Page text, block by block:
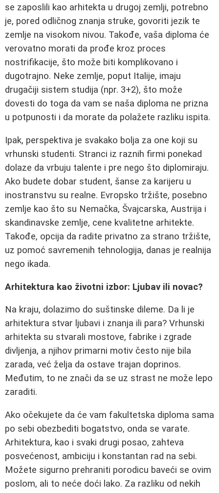
se zaposlili kao arhitekta u drugoj zemlji, potrebno
je, pored odličnog znanja struke, govoriti jezik te
zemlje na visokom nivou. Takođe, vaša diploma će
verovatno morati da prođe kroz proces
nostrifikacije, što može biti komplikovano i
dugotrajno. Neke zemlje, poput Italije, imaju
drugačiji sistem studija (npr. 3+2), što može
dovesti do toga da vam se naša diploma ne prizna
u potpunosti i da morate da polažete razliku ispita.
Ipak, perspektiva je svakako bolja za one koji su
vrhunski studenti. Stranci iz raznih firmi ponekad
dolaze da vrbuju talente i pre nego što diplomiraju.
Ako budete dobar student, šanse za karijeru u
inostranstvu su realne. Evropsko tržište, posebno
zemlje kao što su Nemačka, Švajcarska, Austrija i
skandinavske zemlje, cene kvalitetne arhitekte.
Takođe, opcija da radite privatno za strano tržište,
uz pomoć savremenih tehnologija, danas je realnija
nego ikada.
Arhitektura kao životni izbor: Ljubav ili novac?
Na kraju, dolazimo do suštinske dileme. Da li je
arhitektura stvar ljubavi i znanja ili para? Vrhunski
arhitekta su stvarali mostove, fabrike i zgrade
divljenja, a njihov primarni motiv često nije bila
zarada, već želja da ostave trajan doprinos.
Međutim, to ne znači da se uz strast ne može lepo
zaraditi.
Ako očekujete da će vam fakultetska diploma sama
po sebi obezbediti bogatstvo, onda se varate.
Arhitektura, kao i svaki drugi posao, zahteva
posvećenost, ambiciju i konstantan rad na sebi.
Možete sigurno prehraniti porodicu baveći se ovim
poslom, ali to neće doći lako. Za razliku od nekih